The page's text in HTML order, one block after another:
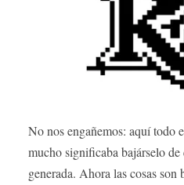
No nos engañemos: aquí todo
mucho significaba bajárselo
generada. Ahora las cosas